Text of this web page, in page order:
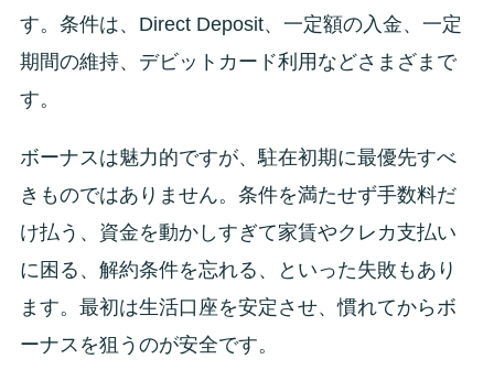
す。条件は、Direct Deposit、一定額の入金、一定
期間の維持、デビットカード利用などさまざまで
す。
ボーナスは魅力的ですが、駐在初期に最優先すべ
きものではありません。条件を満たせず手数料だ
け払う、資金を動かしすぎて家賃やクレカ支払い
に困る、解約条件を忘れる、といった失敗もあり
ます。最初は生活口座を安定させ、慣れてからボ
ーナスを狙うのが安全です。